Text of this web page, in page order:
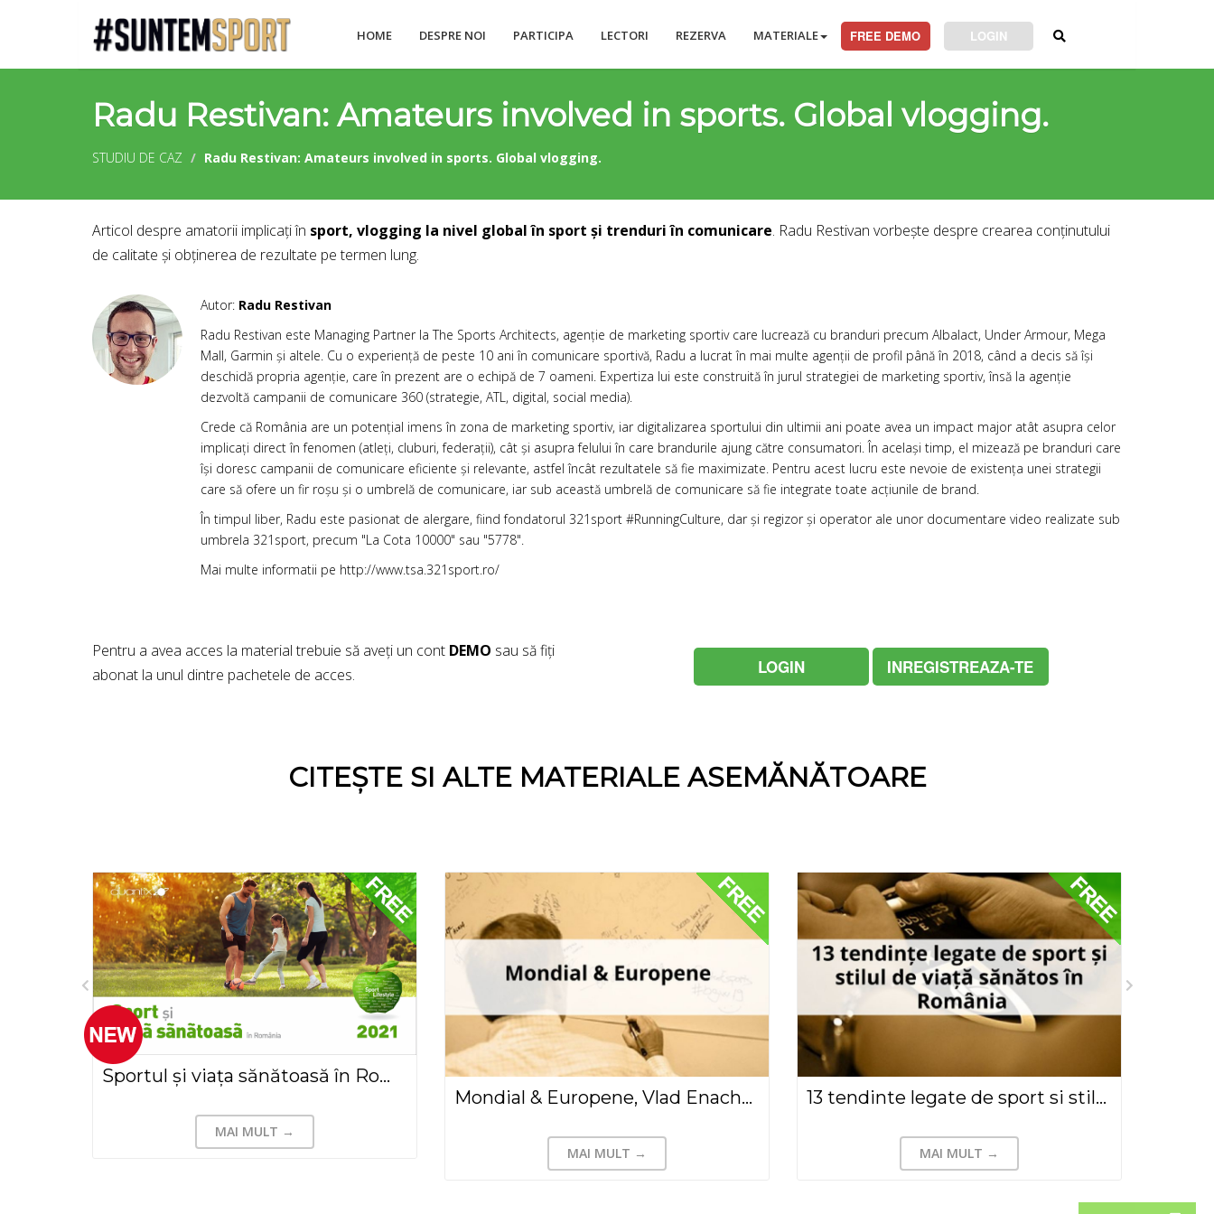
HOME DESPRE NOI PARTICIPA LECTORI REZERVA MATERIALE FREE DEMO LOGIN
Radu Restivan: Amateurs involved in sports. Global vlogging.
STUDIU DE CAZ Radu Restivan: Amateurs involved in sports. Global vlogging.
Articol despre amatorii implicați în sport, vlogging la nivel global în sport și trenduri în comunicare. Radu Restivan vorbește despre crearea conținutului
de calitate și obținerea de rezultate pe termen lung.
Autor: Radu Restivan
Radu Restivan este Managing Partner la The Sports Architects, agenție de marketing sportiv care lucrează cu branduri precum Albalact, Under Armour, Mega
Mall, Garmin și altele. Cu o experiență de peste 10 ani în comunicare sportivă, Radu a lucrat în mai multe agenții de profil până în 2018, când a decis să își
deschidă propria agenție, care în prezent are o echipă de 7 oameni. Expertiza lui este construită în jurul strategiei de marketing sportiv, însă la agenție
dezvoltă campanii de comunicare 360 (strategie, ATL, digital, social media).
Crede că România are un potențial imens în zona de marketing sportiv, iar digitalizarea sportului din ultimii ani poate avea un impact major atât asupra celor
implicați direct în fenomen (atleți, cluburi, federații), cât și asupra felului în care brandurile ajung către consumatori. În același timp, el mizează pe branduri care
își doresc campanii de comunicare eficiente și relevante, astfel încât rezultatele să fie maximizate. Pentru acest lucru este nevoie de existența unei strategii
care să ofere un fir roșu și o umbrelă de comunicare, iar sub această umbrelă de comunicare să fie integrate toate acțiunile de brand.
În timpul liber, Radu este pasionat de alergare, fiind fondatorul 321sport #RunningCulture, dar și regizor și operator ale unor documentare video realizate sub
umbrela 321sport, precum "La Cota 10000" sau "5778".
Mai multe informatii pe http://www.tsa.321sport.ro/
Pentru a avea acces la material trebuie să aveți un cont DEMO sau să fiți
abonat la unul dintre pachetele de acces.
LOGIN INREGISTREAZA-TE
CITEȘTE SI ALTE MATERIALE ASEMĂNĂTOARE
Sportul și viața sănătoasă în România, 2021 - Extras SBA
MAI MULT →
Mondial & Europene, Vlad Enachescu(2018)
MAI MULT →
13 tendinte legate de sport si stilul de viata sanatos in Romania - 2019
MAI MULT →